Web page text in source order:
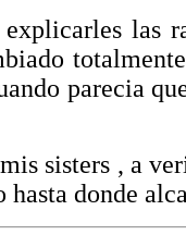
las
parecia
sisters , a
hasta donde